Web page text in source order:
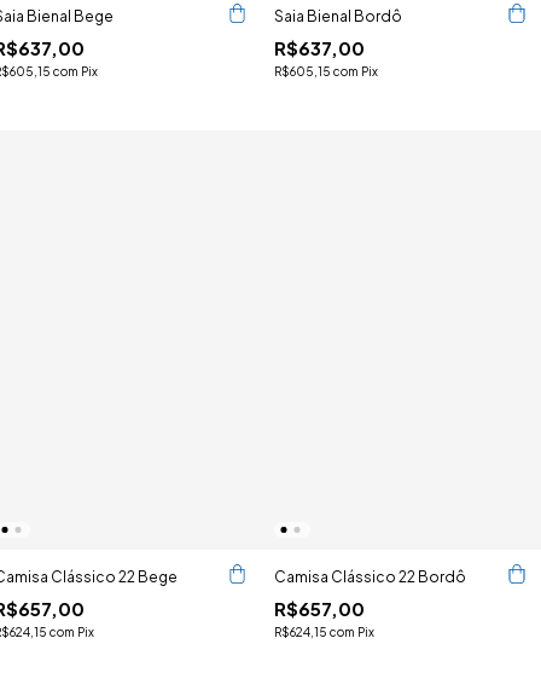
Bienal Bege
com Pix
Saia Bienal Bordô
R$637,00
R$605,15 com Pix
Clássico 22 Bege
com Pix
Camisa Clássico 22 Bordô
R$657,00
R$624,15 com Pix